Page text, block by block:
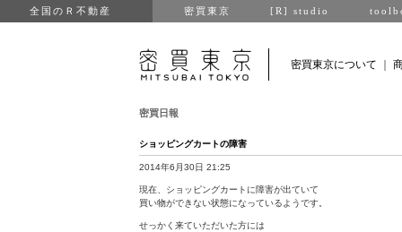
全国のＲ不動産 密買東京 [R] studio
密買東京について
密買日報
ショッピングカートの障害
2014年6月30日 21:25
現在、ショッピングカートに障害が出ていて
買い物ができない状態になっているようです。
せっかく来ていただいた方には